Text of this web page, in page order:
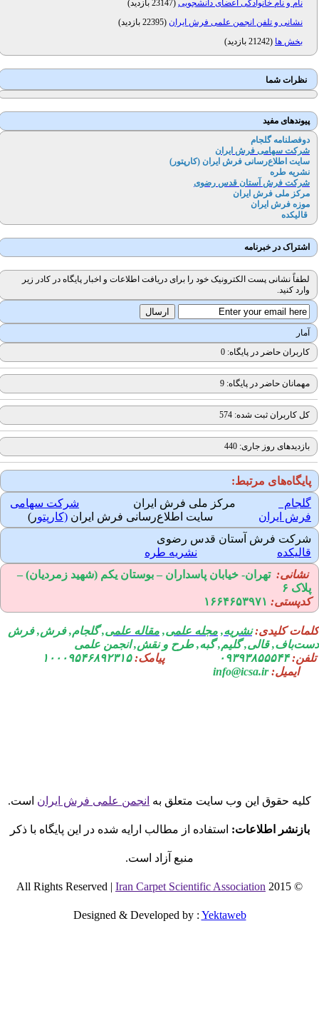
نام و نام خانوادگی اعضای دانشجویی( 23147 بازدید
)
نشانی و تلفن انجمن علمی فرش ایران (22395 بازدید
)
بخش ها (21242 بازدید )
نظرات شما
پیوندهای مفید
دوفصلنامه گلجام
شرکت سهامی فرش ایران
سایت اطلاع‌رسانی فرش ایران (کارپتور)
نشریه طره
شرکت فرش آستان قدس رضوی
مرکز ملی فرش ایران
موزه فرش ایران
قالیکده
اشتراک در خبرنامه
لطفاً نشانی پست الکترونیک خود را برای دریافت اطلاعات و اخبار پایگاه در کادر زیر
وارد کنید.
آمار
کاربران حاضر در پایگاه: 0
مهمانان حاضر در پایگاه: 9
کل کاربران ثبت شده: 574
بازدیدهای روز جاری: 440
پایگاه‌های مرتبط:
گلجام
مرکز ملی فرش ایران
شرکت سهامی
فرش ایران سایت اطلاع‌رسانی فرش ایران(کارپتور)
شرکت فرش آستان قدس رضوی
قالیکده
نشریه طره
نشانی: تهران-خیابان پاسداران – بوستان یکم (شهید زمردیان) –
پلاک ۶
کدپستی:۱۶۶۴۶۵۳۹۷۱
کلیدی: نشریه,مجله علمی,مقاله علمی, گلجام, فرش, فرش
قالی, گلیم, گبه, طرح و نقش, انجمن علمی
۰۹۳۹۳۸۵۵۵۴۴ پیامک:
۱۰۰۰۹۵۴۶۸۹۲۳۱۵
ایمیل:info@icsa.ir
کلیه حقوق این وب سایت متعلق به انجمن علمی فرش ایران است.
بازنشر اطلاعات:استفاده از مطالب ارایه شده در این پایگاه با ذکر
منبع آزاد است.
© 2015 All Rights Reserved |
Iran Carpet Scientific Association
Designed & Developed by:Yektaweb